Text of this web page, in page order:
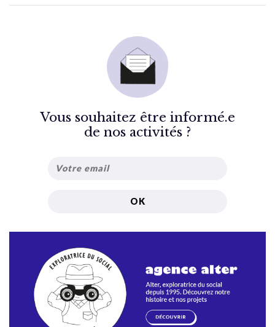
Vous souhaitez être informé.e
de nos activités ?